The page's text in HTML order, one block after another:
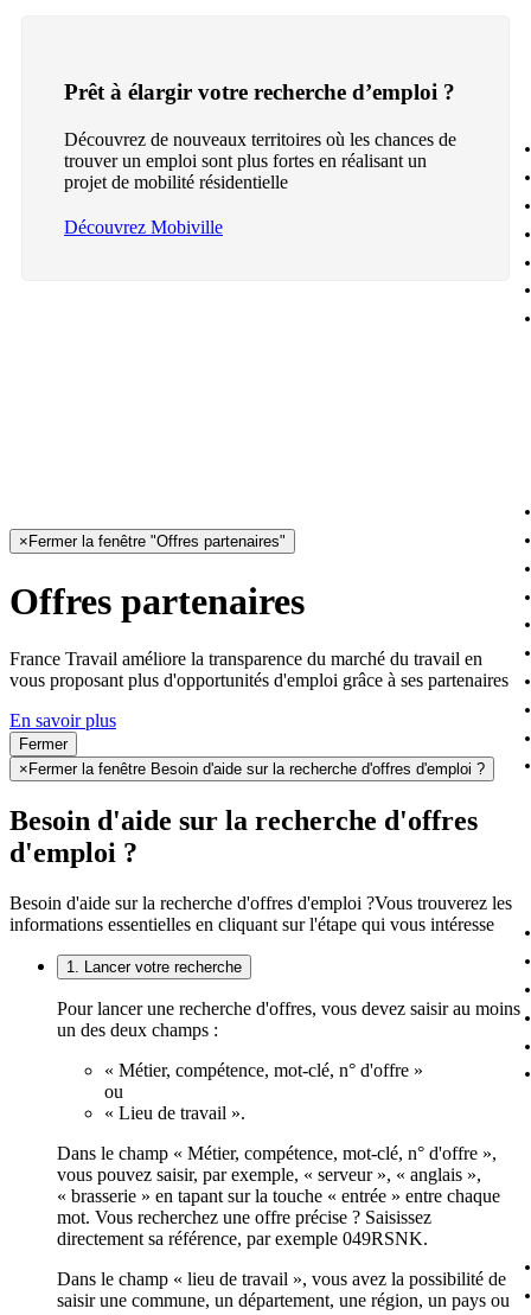
Prêt à élargir votre recherche d’emploi ?
Découvrez de nouveaux territoires où les chances de
trouver un emploi sont plus fortes en réalisant un
projet de mobilité résidentielle
Découvrez Mobiville
× Fermer la fenêtre "Offres partenaires"
Offres partenaires
France Travail améliore la transparence du marché du travail en
vous proposant plus d'opportunités d'emploi grâce à ses partenaires
En savoir plus
Fermer
× Fermer la fenêtre Besoin d'aide sur la recherche d'offres d'emploi ?
Besoin d'aide sur la recherche d'offres
d'emploi ?
Besoin d'aide sur la recherche d'offres d'emploi ?Vous trouverez les
informations essentielles en cliquant sur l'étape qui vous intéresse
1. Lancer votre recherche
Pour lancer une recherche d'offres, vous devez saisir au moins
un des deux champs :
« Métier, compétence, mot-clé, n° d'offre »
ou
« Lieu de travail ».
Dans le champ « Métier, compétence, mot-clé, n° d'offre »,
vous pouvez saisir, par exemple, « serveur », « anglais »,
« brasserie » en tapant sur la touche « entrée » entre chaque
mot. Vous recherchez une offre précise ? Saisissez
directement sa référence, par exemple 049RSNK.
Dans le champ « lieu de travail », vous avez la possibilité de
saisir une commune, un département, une région, un pays ou